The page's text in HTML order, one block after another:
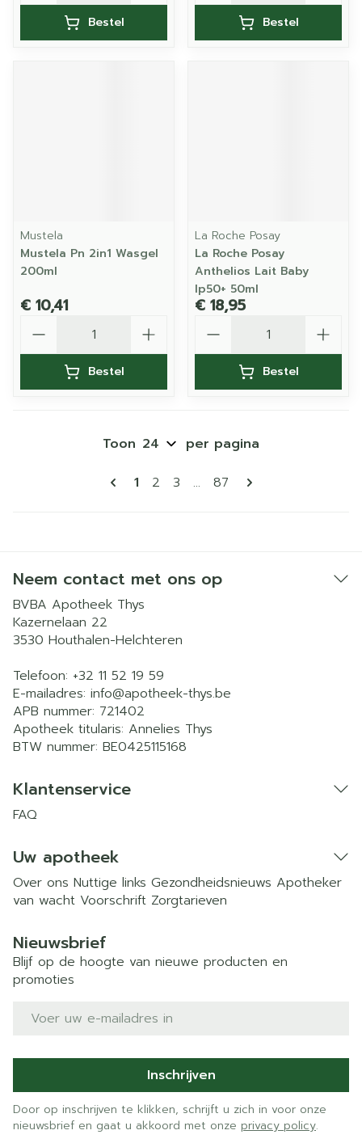
Bestel Bestel
Mustela
Mustela Pn 2in1 Wasgel
200ml
€ 10,41
Bestel
La Roche Posay
La Roche Posay
Anthelios Lait Baby
Ip50+ 50ml
€ 18,95
Bestel
Pagina's
U lees momenteel pagina
1 Pagina
2 Pagina
3 ... Pagina
87
Toon per pagina
Neem contact met ons op
BVBA Apotheek Thys
Kazernelaan 22
3530 Houthalen-Helchteren
Telefoon: +32 11 52 19 59
E-mailadres: info@apotheek-thys.be
APB nummer: 721402
Apotheek titularis: Annelies Thys
BTW nummer: BE0425115168
Klantenservice
FAQ
Uw apotheek
Over ons Nuttige links Gezondheidsnieuws Apotheker
van wacht Voorschrift Zorgtarieven
Nieuwsbrief
Blijf op de hoogte van nieuwe producten en
promoties
E-mail adres
Inschrijven
Door op inschrijven te klikken, schrijft u zich in voor onze
nieuwsbrief en gaat u akkoord met onze privacy policy.